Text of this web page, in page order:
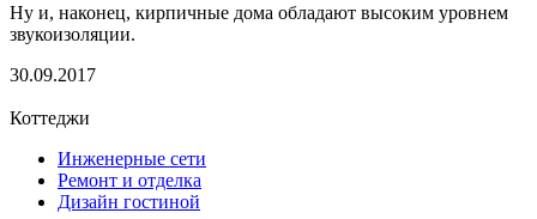
Ну и, наконец, кирпичные дома обладают высоким уровнем
звукоизоляции.
30.09.2017
Коттеджи
Инженерные сети
Ремонт и отделка
Дизайн гостиной